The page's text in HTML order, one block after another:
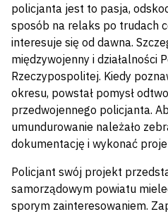
policjanta jest to pasja,
sposób na relaks po trudach
interesuje się od dawna.
międzywojenny i działalności
Rzeczypospolitej. Kiedy
okresu, powstał pomysł
przedwojennego policjanta.
umundurowanie należało
dokumentację i wykonać
Policjant swój projekt
samorządowym powiatu
sporym zainteresowaniem.